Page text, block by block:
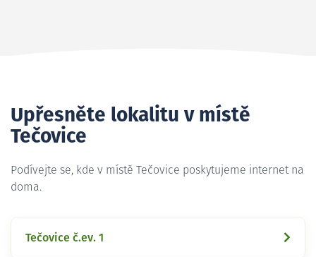
Upřesněte lokalitu v místě
Tečovice
Podívejte se, kde v místě Tečovice poskytujeme internet na
doma.
Tečovice č.ev. 1